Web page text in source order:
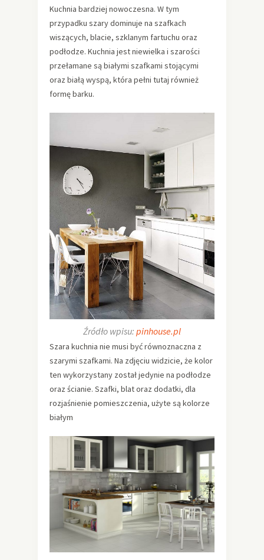
Kuchnia bardziej nowoczesna. W tym
przypadku szary dominuje na szafkach
wiszących, blacie, szklanym fartuchu oraz
podłodze. Kuchnia jest niewielka i szarości
przełamane są białymi szafkami stojącymi
oraz białą wyspą, która pełni tutaj również
formę barku.
Źródło wpisu: pinhouse.pl
Szara kuchnia nie musi być równoznaczna z
szarymi szafkami. Na zdjęciu widzicie, że kolor
ten wykorzystany został jedynie na podłodze
oraz ścianie. Szafki, blat oraz dodatki, dla
rozjaśnienie pomieszczenia, użyte są kolorze
białym